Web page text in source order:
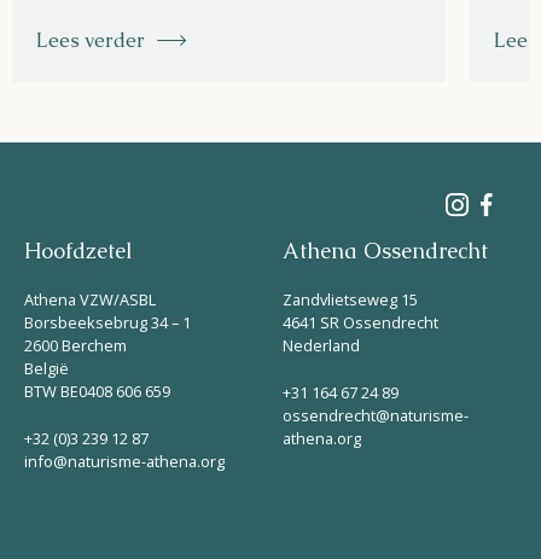
Lees verder
Hoofdzetel
Athena VZW/ASBL
Borsbeeksebrug 34 – 1
2600 Berchem
België
BTW BE0408 606 659
+32 (0)3 239 12 87
info@naturisme-athena.org
Athena Ossendrecht
Zandvlietseweg 15
4641 SR Ossendrecht
Nederland
+31 164 67 24 89
ossendrecht@naturisme-
athena.org